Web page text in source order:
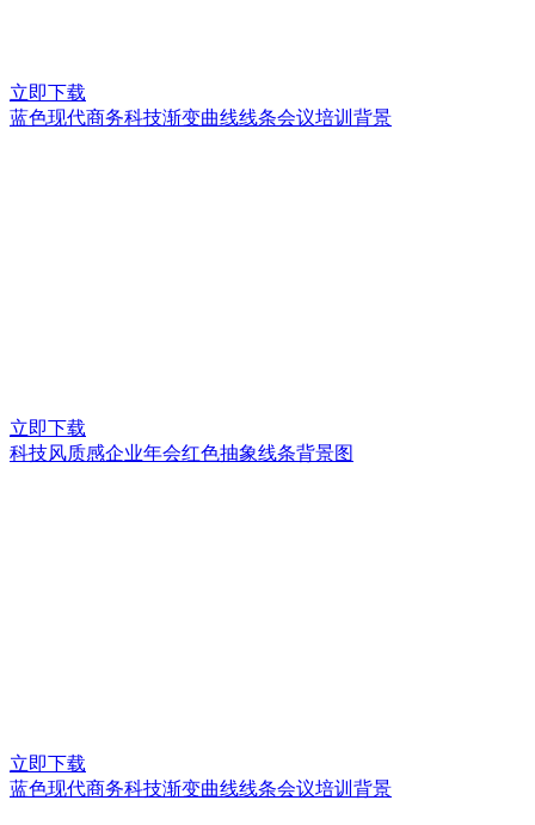
立即下载
蓝色现代商务科技渐变曲线线条会议培训背景
立即下载
科技风质感企业年会红色抽象线条背景图
立即下载
蓝色现代商务科技渐变曲线线条会议培训背景